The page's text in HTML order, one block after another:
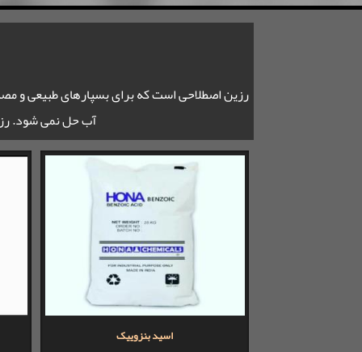
رزین اصطلاحی است که برای بسپارهای طبیعی و
آب حل نمی شود.
اسید بنزوییک